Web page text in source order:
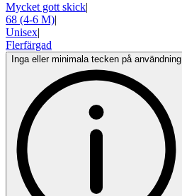
Mycket gott skick|
68 (4-6 M)|
Unisex|
Flerfärgad
Inga eller minimala tecken på användning